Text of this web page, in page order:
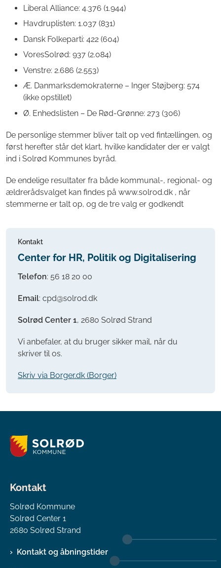
Liberal Alliance: 4.376 (1.944)
Havdruplisten: 1.037 (831)
Dansk Folkeparti: 422 (604)
VoresSolrød: 937 (2.084)
Venstre: 2.686 (2.553)
Æ. Danmarksdemokraterne – Inger Støjberg: 574
(ikke opstillet)
Ø. Enhedslisten – De Rød-Grønne: 273 (306)
De personlige stemmer bliver talt op ved fintællingen, og
først herefter står det klart, hvilke kandidater der er valgt
ind i Solrød Kommunes byråd.
De endelige resultater fra både kommunal-, regional- og
ældrerådsvalget kan findes på www.solrod.dk , når
stemmerne er talt op, og de tre valg er godkendt
Kontakt
Center for HR, Politik og Digitalisering
Telefon: 56 18 20 00
Email: cpd@solrod.dk
Solrød Center 1, 2680 Solrød Strand
Vi anbefaler, at du bruger sikker mail, når du
skriver til os.
Skriv via Borger.dk (Borger)
Kontakt
Solrød Kommune
Solrød Center 1
2680 Solrød Strand
Kontakt og åbningstider